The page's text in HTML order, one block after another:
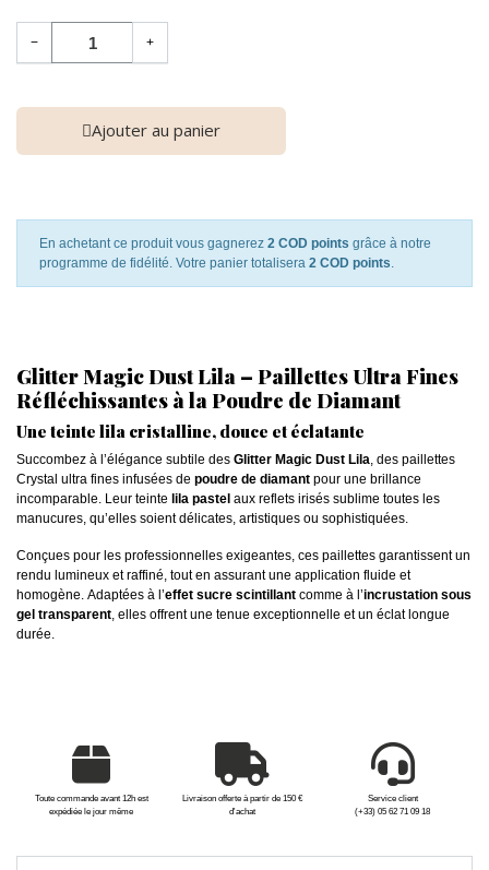
− +
Ajouter au panier
En achetant ce produit vous gagnerez 2 COD points grâce à notre
programme de fidélité. Votre panier totalisera 2 COD points.
Glitter Magic Dust Lila – Paillettes Ultra Fines
Réfléchissantes à la Poudre de Diamant
Une teinte lila cristalline, douce et éclatante
Succombez à l’élégance subtile des Glitter Magic Dust Lila, des paillettes
Crystal ultra fines infusées de poudre de diamant pour une brillance
incomparable. Leur teinte lila pastel aux reflets irisés sublime toutes les
manucures, qu’elles soient délicates, artistiques ou sophistiquées.
Conçues pour les professionnelles exigeantes, ces paillettes garantissent un
rendu lumineux et raffiné, tout en assurant une application fluide et
homogène. Adaptées à l’effet sucre scintillant comme à l’incrustation sous
gel transparent, elles offrent une tenue exceptionnelle et un éclat longue
durée.
Toute commande avant 12h est
expédiée le jour même
Livraison offerte à partir de 150 €
d'achat
Service client
(+33) 05 62 71 09 18